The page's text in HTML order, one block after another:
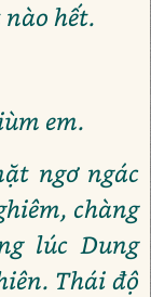
hết.
em.
ngơ ngác
chàng
lúc Dung
Thái độ